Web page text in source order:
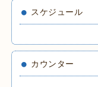
スケジュール
カウンター